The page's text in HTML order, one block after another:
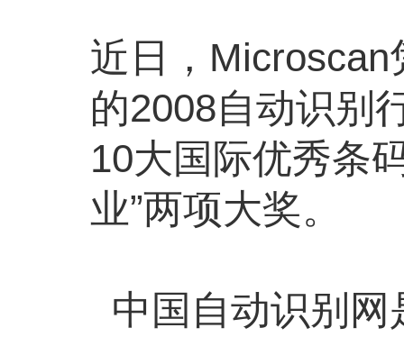
近日，
的2008自动识别
10大国际优秀条
业”两项大奖。
中国自动识别